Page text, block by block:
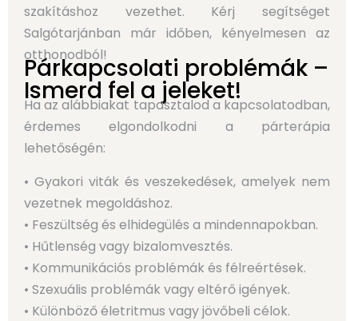
szakításhoz vezethet. Kérj segítséget
Salgótarjánban már időben, kényelmesen az
otthonodból!
Párkapcsolati problémák –
Ismerd fel a jeleket!
Ha az alábbiakat tapasztalod a kapcsolatodban,
érdemes elgondolkodni a párterápia
lehetőségén:
• Gyakori viták és veszekedések, amelyek nem
vezetnek megoldáshoz.
• Feszültség és elhidegülés a mindennapokban.
• Hűtlenség vagy bizalomvesztés.
• Kommunikációs problémák és félreértések.
• Szexuális problémák vagy eltérő igények.
• Különböző életritmus vagy jövőbeli célok.